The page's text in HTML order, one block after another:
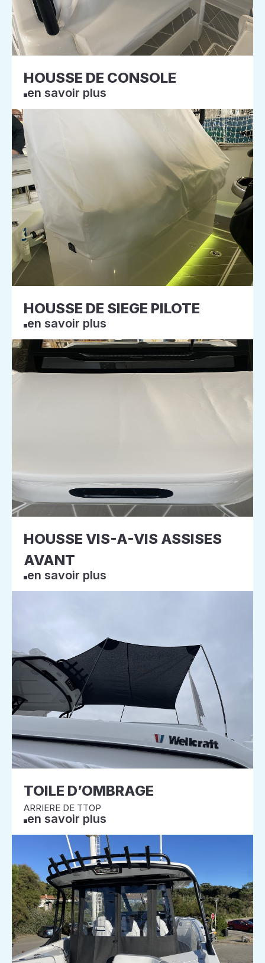
HOUSSE DE CONSOLE
en savoir plus
HOUSSE DE SIEGE PILOTE
en savoir plus
HOUSSE VIS-A-VIS ASSISES
AVANT
en savoir plus
TOILE D’OMBRAGE
ARRIERE DE TTOP
en savoir plus